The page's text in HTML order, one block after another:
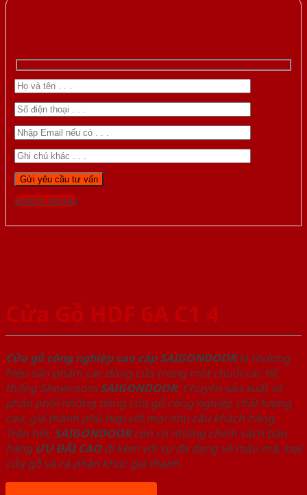
Gọi 0976.169.864
Cửa Gỗ HDF 6A C1 4
Cửa gỗ công nghiệp cao cấp SAIGONDOORlà thương
hiệu sản phẩm các dòng cửa trong một chuỗi các hệ
thống Showroom SAIGONDOOR. Chuyên sản xuất và
phân phối những dòng cửa gỗ công nghiệp chất lượng
cao, giá thành phù hợp với mọi nhu cầu khách hàng.
Trên hết, SAIGONDOORcòn có những chính sách bán
hàng ƯU ĐÃI CAOđi kèm với sự đa dạng về mẫu mã, loại
cửa gỗ và cả phân khúc giá thành.